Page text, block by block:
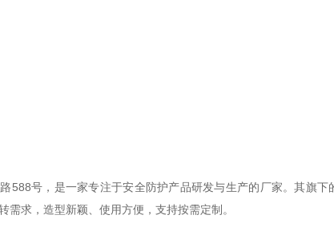
号，是一家专注于安全防护产品研发与生产的厂家。其旗下
求，造型新颖、使用方便，支持按需定制。